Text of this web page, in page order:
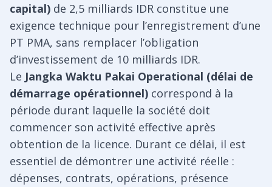
capital) de 2,5 milliards IDR constitue une
exigence technique pour l’enregistrement d’une
PT PMA, sans remplacer l’obligation
d’investissement de 10 milliards IDR.
Le Jangka Waktu Pakai Operational (délai de
démarrage opérationnel) correspond à la
période durant laquelle la société doit
commencer son activité effective après
obtention de la licence. Durant ce délai, il est
essentiel de démontrer une activité réelle :
dépenses, contrats, opérations, présence